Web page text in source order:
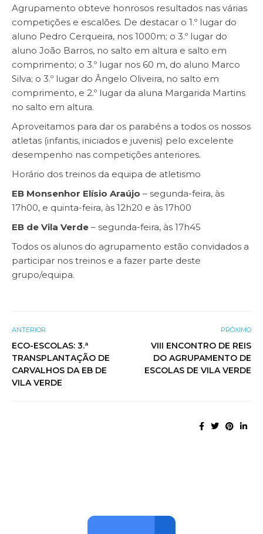
Agrupamento obteve honrosos resultados nas várias
competições e escalões. De destacar o 1.º lugar do
aluno Pedro Cerqueira, nos 1000m; o 3.º lugar do
aluno João Barros, no salto em altura e salto em
comprimento; o 3.º lugar nos 60 m, do aluno Marco
Silva; o 3.º lugar do Ângelo Oliveira, no salto em
comprimento, e 2.º lugar da aluna Margarida Martins
no salto em altura.
Aproveitamos para dar os parabéns a todos os nossos
atletas (infantis, iniciados e juvenis) pelo excelente
desempenho nas competições anteriores.
Horário dos treinos da equipa de atletismo
EB Monsenhor Elísio Araújo – segunda-feira, às
17h00, e quinta-feira, às 12h20 e às 17h00
EB de Vila Verde – segunda-feira, às 17h45
Todos os alunos do agrupamento estão convidados a
participar nos treinos e a fazer parte deste
grupo/equipa.
ANTERIOR
ECO-ESCOLAS: 3.ª
TRANSPLANTAÇÃO DE
CARVALHOS DA EB DE
VILA VERDE
PRÓXIMO
VIII ENCONTRO DE REIS
DO AGRUPAMENTO DE
ESCOLAS DE VILA VERDE